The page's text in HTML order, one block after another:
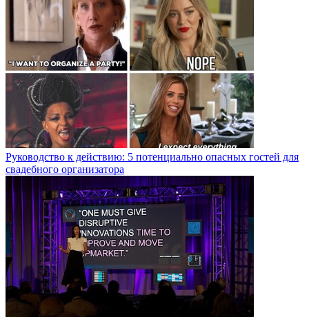
Руководство к действию: 5 потенциально опасных гостей для
свадебного организатора